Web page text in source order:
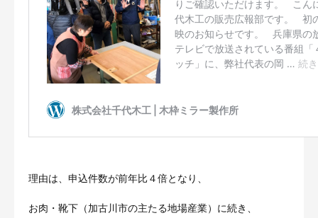
理由は、申込件数が前年比４倍となり、
お肉・靴下（加古川市の主たる地場産業）に続き、